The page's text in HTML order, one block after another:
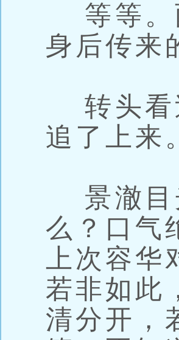
等等。
身后传来
转头看
追了上来
景澈目
么？口气
上次容
若非如此
清分开，